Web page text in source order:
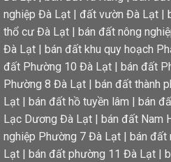
nghiệp Đà Lạt | đất vườn Đà Lạt |
thổ cư Đà Lạt | bán đất nông
Đà Lạt | bán đất khu quy hoạch
đất Phường 10 Đà Lạt | bán đất
Phường 8 Đà Lạt | bán đất thành
Lạt | bán đất hồ tuyền lâm | bán
Lạc Dương Đà Lạt | bán đất Nam
nghiệp Phường 7 Đà Lạt | bán đất
Lạt | bán đất phường 11 Đà Lạt |